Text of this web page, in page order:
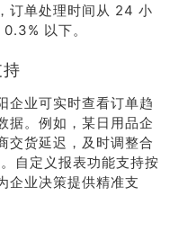
订单处理时间从 24 小
以下。
企业可实时查看订单趋
据。例如，某日用品企
交货延迟，及时调整合
自定义报表功能支持按
企业决策提供精准支